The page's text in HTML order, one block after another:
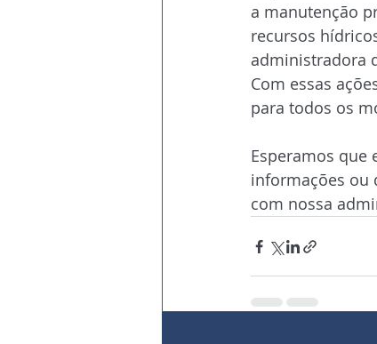
a manutenção
recursos
administradora
Com essas
para todos os
Esperamos que
informações ou
com nossa